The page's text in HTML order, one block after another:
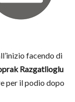
facendo di
Razgatlioglu
per il podio dopo